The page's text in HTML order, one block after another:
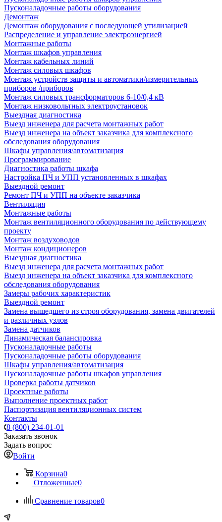
Пусконаладочные работы оборудования
Демонтаж
Демонтаж оборудования с последующей утилизацией
Распределение и управление электроэнергией
Монтажные работы
Монтаж шкафов управления
Монтаж кабельных линий
Монтаж силовых шкафов
Монтаж устройств защиты и автоматики/измерительных
приборов /приборов
Монтаж силовых трансформаторов 6-10/0,4 кВ
Монтаж низковольтных электроустановок
Выездная диагностика
Выезд инженера для расчета монтажных работ
Выезд инженера на объект заказчика для комплексного
обследования оборудования
Шкафы управления/автоматизация
Программирование
Диагностика работы шкафа
Настройка ПЧ и УПП установленных в шкафах
Выездной ремонт
Ремонт ПЧ и УПП на объекте заказчика
Вентиляция
Монтажные работы
Монтаж вентиляционного оборудования по действующему
проекту
Монтаж воздуховодов
Монтаж кондиционеров
Выездная диагностика
Выезд инженера для расчета монтажных работ
Выезд инженера на объект заказчика для комплексного
обследования оборудования
Замеры рабочих характеристик
Выездной ремонт
Замена вышедшего из строя оборудования, замена двигателей
и различных узлов
Замена датчиков
Динамическая балансировка
Пусконаладочные работы
Пусконаладочные работы оборудования
Шкафы управления/автоматизация
Пусконаладочные работы шкафов управления
Проверка работы датчиков
Проектные работы
Выполнение проектных работ
Паспортизация вентиляционных систем
Контакты
8 (800) 234-01-01
Заказать звонок
Задать вопрос
Войти
Корзина0
Отложенные0
Сравнение товаров0